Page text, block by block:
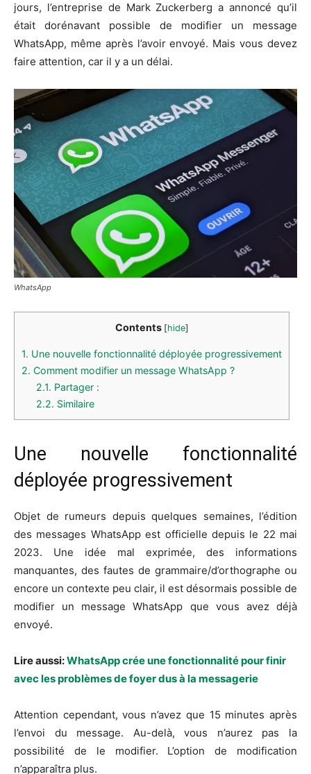
jours, l’entreprise de Mark Zuckerberg a annoncé qu’il
était dorénavant possible de modifier un message
WhatsApp, même après l’avoir envoyé. Mais vous devez
faire attention, car il y a un délai.
WhatsApp
Contents [hide]
1. Une nouvelle fonctionnalité déployée progressivement
2. Comment modifier un message WhatsApp ?
2.1. Partager :
2.2. Similaire
Une nouvelle fonctionnalité
déployée progressivement
Objet de rumeurs depuis quelques semaines, l’édition
des messages WhatsApp est officielle depuis le 22 mai
2023. Une idée mal exprimée, des informations
manquantes, des fautes de grammaire/d’orthographe ou
encore un contexte peu clair, il est désormais possible de
modifier un message WhatsApp que vous avez déjà
envoyé.
Lire aussi:WhatsApp crée une fonctionnalité pour finir
avec les problèmes de foyer dus à la messagerie
Attention cependant, vous n’avez que 15 minutes après
l’envoi du message. Au-delà, vous n’aurez pas la
possibilité de le modifier. L’option de modification
n’apparaîtra plus.